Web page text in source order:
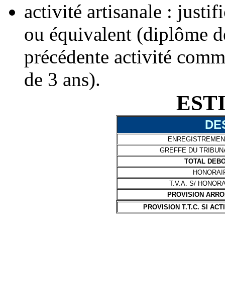
activité artisanale :
ou équivalent (diplôme
précédente activité
de 3 ans).
GREFFE DU
TOTAL
T.V.A. S/
PROVISION
PROVISION T.T.C. SI